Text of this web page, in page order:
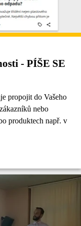
- PÍŠE SE
propojit do Vašeho
nebo
produktech např. v